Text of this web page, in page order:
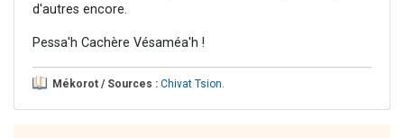
d'autres encore.
Pessa'h Cachère Vésaméa'h !
Mékorot / Sources : Chivat Tsion.